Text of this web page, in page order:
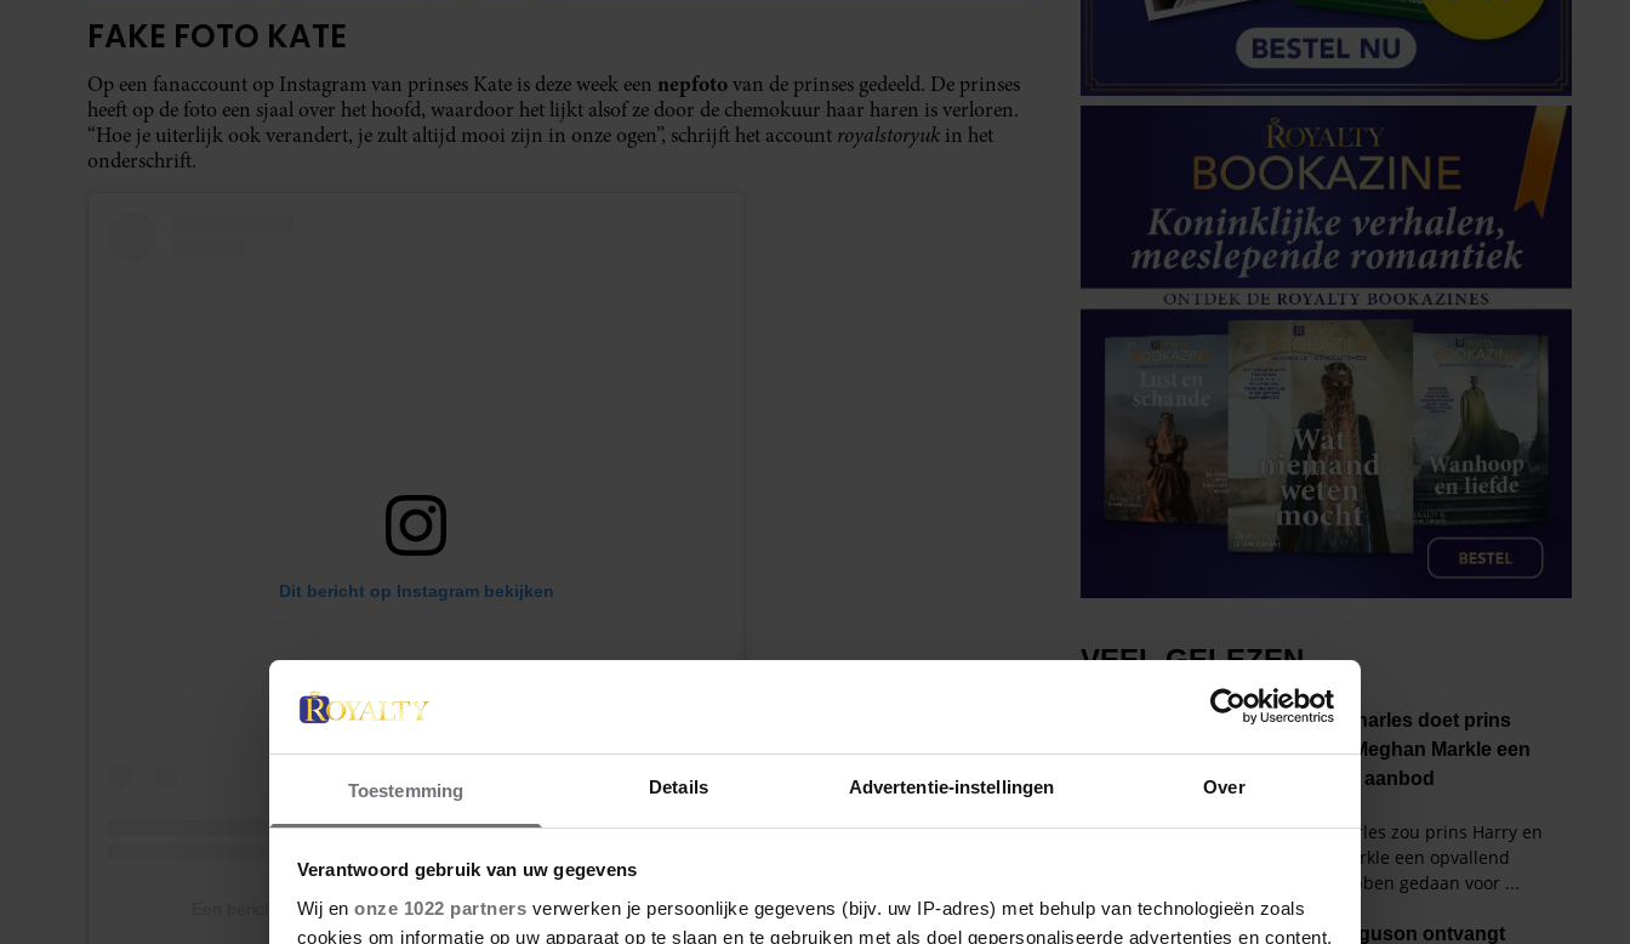
Toestemming Details Advertentie-instellingen Over
Verantwoord gebruik van uw gegevens
Wij en onze 1022 partners verwerken je persoonlijke gegevens (bijv. uw IP-adres) met behulp van technologieën zoals
cookies om informatie op uw apparaat op te slaan en te gebruiken met als doel gepersonaliseerde advertenties en content,
FAKE FOTO KATE
Op een fanaccount op Instagram van prinses Kate is deze week een nepfotovan de prinses gedeeld. De prinses
heeft op de foto een sjaal over het hoofd, waardoor het lijkt alsof ze door de chemokuur haar haren is verloren.
“Hoe je uiterlijk ook verandert, je zult altijd mooi zijn in onze ogen”, schrijft het account royalstoryuk in het
onderschrift.
Dit bericht op Instagram bekijken
Een bericht gedeeld door Thuong Nguyen (@royalstoryuk)